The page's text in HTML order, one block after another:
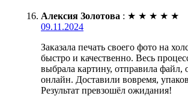
Алексия Золотова : ★ ★ ★ ★ ★
09.11.2024
Заказала печать своего фото на
быстро и качественно. Весь
выбрала картину, отправила файл,
онлайн. Доставили вовремя,
Результат превзошёл ожидания!